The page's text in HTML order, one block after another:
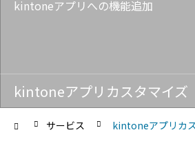
kintoneアプリカスタマイズ
kintoneアプリへの機能追加
サービス kintoneアプリカ